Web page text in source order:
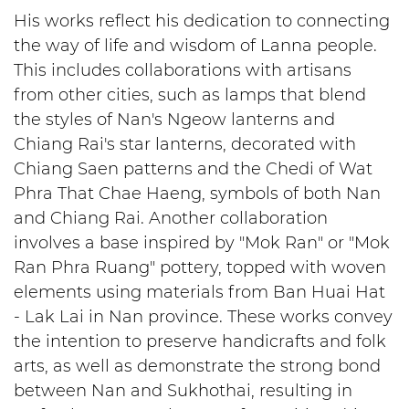
His works reflect his dedication to connecting
the way of life and wisdom of Lanna people.
This includes collaborations with artisans
from other cities, such as lamps that blend
the styles of Nan's Ngeow lanterns and
Chiang Rai's star lanterns, decorated with
Chiang Saen patterns and the Chedi of Wat
Phra That Chae Haeng, symbols of both Nan
and Chiang Rai. Another collaboration
involves a base inspired by "Mok Ran" or "Mok
Ran Phra Ruang" pottery, topped with woven
elements using materials from Ban Huai Hat
- Lak Lai in Nan province. These works convey
the intention to preserve handicrafts and folk
arts, as well as demonstrate the strong bond
between Nan and Sukhothai, resulting in